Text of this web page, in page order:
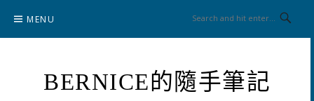
content
MENU
BERNICE的隨手筆記